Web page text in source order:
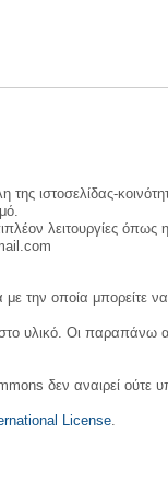
ιστοσελίδας-
λειτουργίες όπως
οποία μπορείτε να
υλικό. Οι παραπάνω
δεν αναιρεί ούτε
License.